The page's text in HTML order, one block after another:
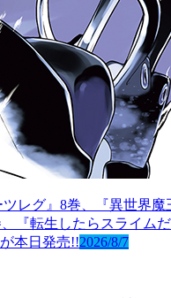
ツレグ』8巻、『異世界
『転生したらスライム
本日発売!!2026/8/7